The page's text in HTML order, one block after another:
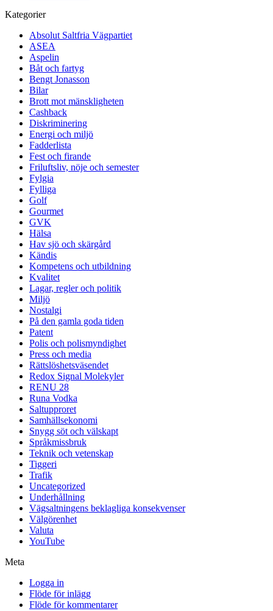
Kategorier
Absolut Saltfria Vägpartiet
ASEA
Aspelin
Båt och fartyg
Bengt Jonasson
Bilar
Brott mot mänskligheten
Cashback
Diskriminering
Energi och miljö
Fadderlista
Fest och firande
Friluftsliv, nöje och semester
Fylgia
Fylliga
Golf
Gourmet
GVK
Hälsa
Hav sjö och skärgård
Kändis
Kompetens och utbildning
Kvalitet
Lagar, regler och politik
Miljö
Nostalgi
På den gamla goda tiden
Patent
Polis och polismyndighet
Press och media
Rättslöshetsväsendet
Redox Signal Molekyler
RENU 28
Runa Vodka
Saltupproret
Samhällsekonomi
Snygg söt och välskapt
Språkmissbruk
Teknik och vetenskap
Tiggeri
Trafik
Uncategorized
Underhållning
Vägsaltningens beklagliga konsekvenser
Välgörenhet
Valuta
YouTube
Meta
Logga in
Flöde för inlägg
Flöde för kommentarer